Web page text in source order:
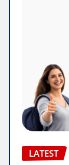
LATEST